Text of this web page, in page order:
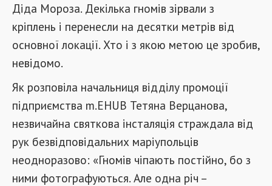
Діда Мороза. Декілька гномів зірвали з
кріплень і перенесли на десятки метрів від
основної локації. Хто і з якою метою це зробив,
невідомо.
Як розповіла начальниця відділу промоції
підприємства m.EHUB Тетяна Верцанова,
незвичайна святкова інсталяція страждала від
рук безвідповідальних маріупольців
неодноразово: «Гномів чіпають постійно, бо з
ними фотографуються. Але одна річ –